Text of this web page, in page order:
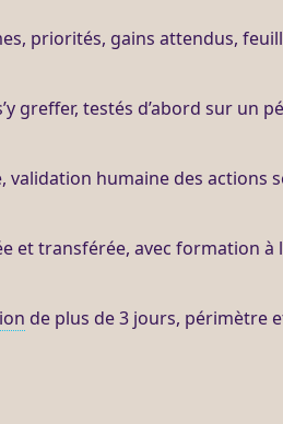
priorités, gains attendus,
greffer, testés d’abord sur un
validation humaine des actions
et transférée, avec formation à
de plus de 3 jours, périmètre